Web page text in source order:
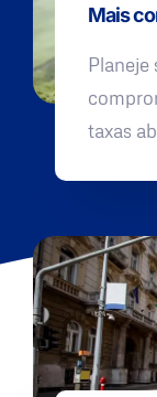
Mais
Planeje
taxas